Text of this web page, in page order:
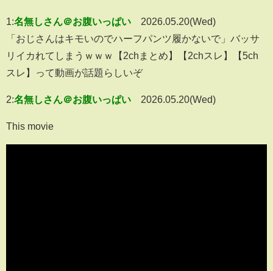
1:名無しさん＠お腹いっぱい
2026.05.20(Wed)
「おじさんはキモいのでハーフパンツ履かないで」バッサ
リイカれてしまうｗｗｗ【2chまとめ】【2chスレ】【5ch
スレ】って動画が話題らしいぞ
2:名無しさん＠お腹いっぱい 2026.05.20(Wed)
This movie